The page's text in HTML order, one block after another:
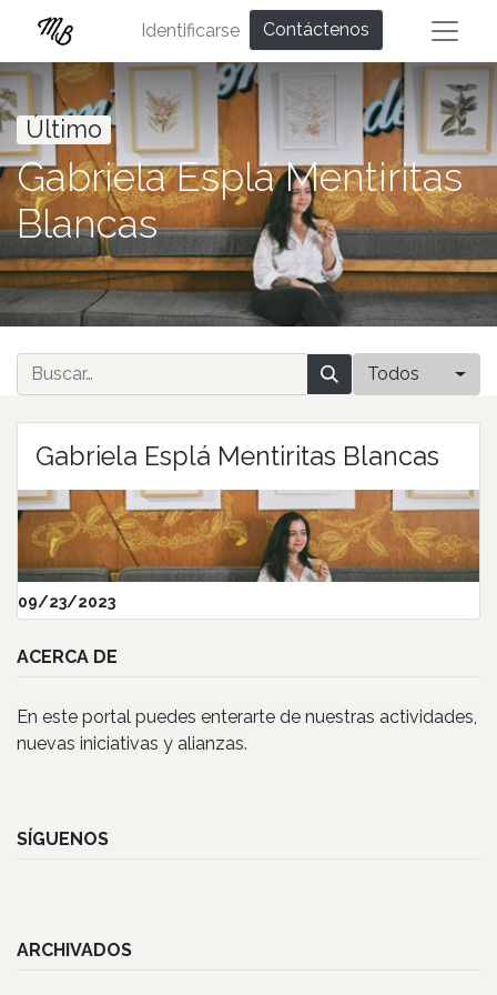
Identificarse Contáctenos
Último
Gabriela Esplá Mentiritas
Blancas
Todos
Gabriela Esplá Mentiritas Blancas
09/23/2023
ACERCA DE
En este portal puedes enterarte de nuestras actividades,
nuevas iniciativas y alianzas.
SÍGUENOS
ARCHIVADOS